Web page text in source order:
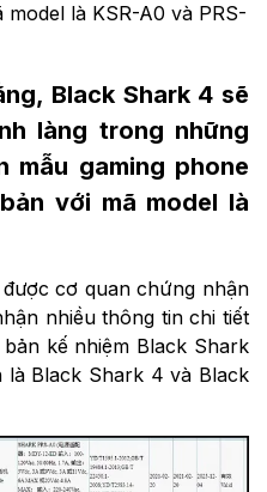
model là KSR-A0 và PRS-
Black Shark 4 sẽ
làng trong những
mẫu gaming phone
với mã model là
cơ quan chứng nhận
nhiều thông tin chi tiết
kế nhiệm Black Shark
là Black Shark 4 và Black